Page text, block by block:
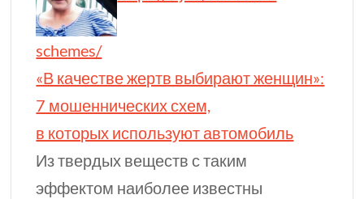
schemes/
«В качестве жертв выбирают женщин»:
7 мошеннических схем,
в которых используют автомобиль
Из твердых веществ с таким
эффектом наиболее известны